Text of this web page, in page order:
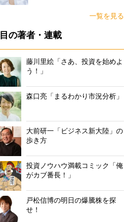
一覧を見る
の著者・連載
藤川里絵「さあ、投資を始めよ
う！」
森口亮「まるわかり市況分析」
大前研一「ビジネス新大陸」の
歩き方
投資ノウハウ満載コミック「俺
がカブ番長！」
戸松信博の明日の爆騰株を探
せ！